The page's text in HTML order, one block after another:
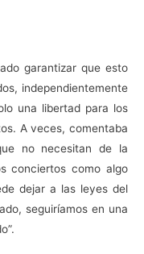
garantizar que esto
independientemente
una libertad para los
A veces, comentaba
no necesitan de la
conciertos como algo
dejar a las leyes del
seguiríamos en una